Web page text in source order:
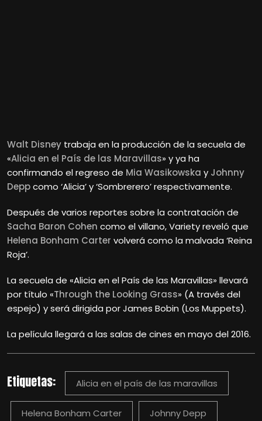
Walt Disney trabaja en la producción de la secuela de
«Alicia en el País de las Maravillas» y ya ha
confirmando el regreso de Mia Wasikowska y Johnny
Deppcomo ‘Alicia’ y ‘Sombrerero’ respectivamente.
Después de varios reportes sobre la contratación de
Sacha Baron Cohen como el villano, Variety reveló que
Helena Bonham Carter volverá como la malvada ‘Reina
Roja’.
La secuela de «Alicia en el País de las Maravillas» llevará
por título «Through the Looking Grass» (A través del
espejo) y será dirigida por James Bobin (Los Muppets).
La película llegará a las salas de cines en mayo del 2016.
Etiquetas: Alicia en el país de las maravillas
Helena Bonham Carter Johnny Depp